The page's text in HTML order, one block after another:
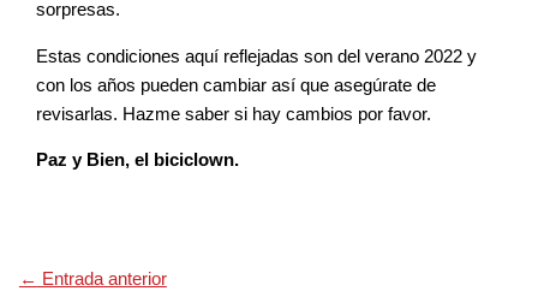
sorpresas.
Estas condiciones aquí reflejadas son del verano 2022 y
con los años pueden cambiar así que asegúrate de
revisarlas. Hazme saber si hay cambios por favor.
Paz y Bien, el biciclown.
← Entrada anterior